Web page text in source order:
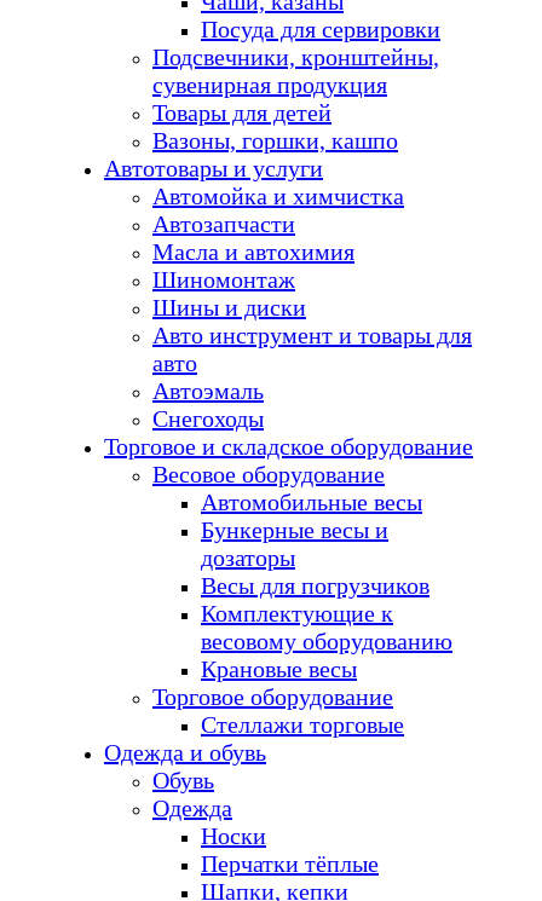
Посуда для сервировки
Подсвечники, кронштейны,
сувенирная продукция
Товары для детей
Вазоны, горшки, кашпо
Автотовары и услуги
Автомойка и химчистка
Автозапчасти
Масла и автохимия
Шиномонтаж
Шины и диски
Авто инструмент и товары для
авто
Автоэмаль
Снегоходы
Торговое и складское оборудование
Весовое оборудование
Автомобильные весы
Бункерные весы и
дозаторы
Весы для погрузчиков
Комплектующие к
весовому оборудованию
Крановые весы
Торговое оборудование
Стеллажи торговые
Одежда и обувь
Обувь
Одежда
Носки
Перчатки тёплые
Шапки, кепки